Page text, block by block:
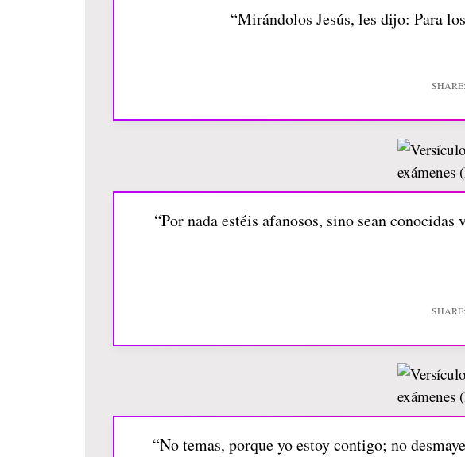
“Mirándolos Jesús, les dijo: Para
“Por nada estéis afanosos, sino sean
“No temas, porque yo estoy contigo; no